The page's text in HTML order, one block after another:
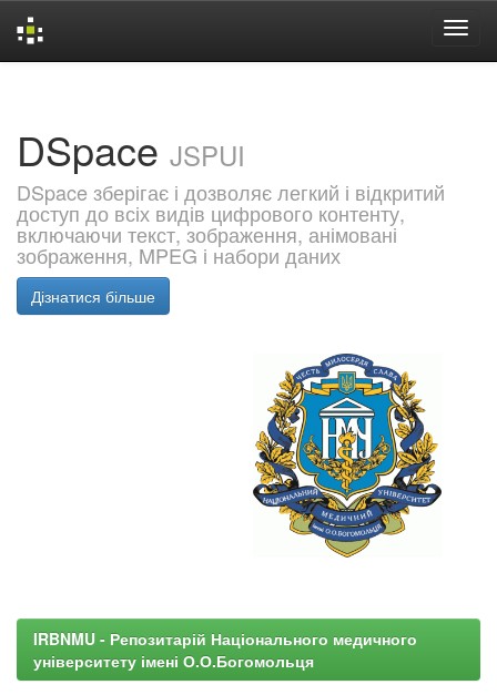
DSpace JSPUI
DSpace зберігає і дозволяє легкий і відкритий
доступ до всіх видів цифрового контенту,
включаючи текст, зображення, анімовані
зображення, MPEG і набори даних
Дізнатися більше
IRBNMU - Репозитарій Національного медичного
університету імені О.О.Богомольця